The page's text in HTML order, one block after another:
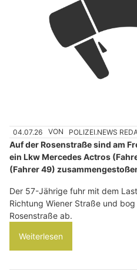
04.07.26 VON POLIZEI.NEWS
Auf der Rosenstraße sind am
ein Lkw Mercedes Actros
(Fahrer 49)
Der 57-Jährige fuhr mit dem
Richtung Wiener Straße und
Rosenstraße ab.
Weiterlesen